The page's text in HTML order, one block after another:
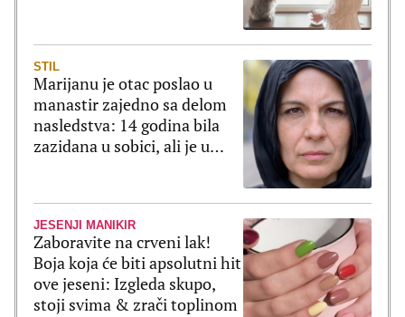
STIL
Marijanu je otac poslao u
manastir zajedno sa delom
nasledstva: 14 godina bila
zazidana u sobici, ali je u
JESENJI MANIKIR
Zaboravite na crveni lak!
Boja koja će biti apsolutni hit
ove jeseni: Izgleda skupo,
stoji svima & zrači toplinom